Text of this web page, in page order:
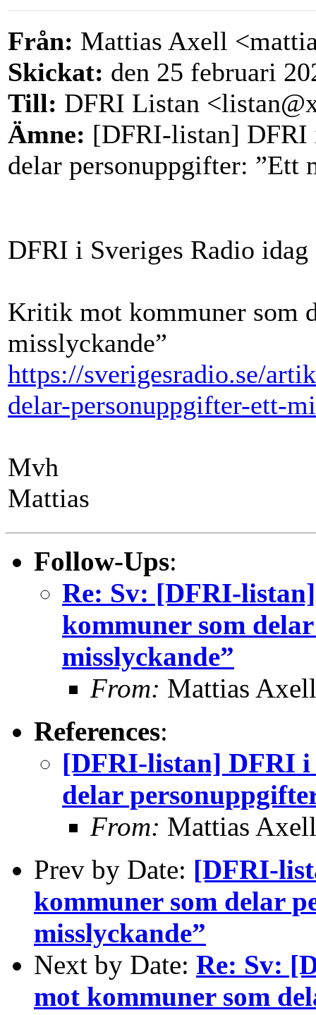
Från: Mattias Axell
Skickat: den 25 februari
Till: DFRI Listan
Ämne: [DFRI-listan] DFRI
delar personuppgifter: ”Ett
DFRI i Sveriges Radio
Kritik mot kommuner som
misslyckande”
https://sverigesradio.se/
delar-personuppgifter-ett-
Mvh
Mattias
Follow-Ups:
Re: Sv: [DFRI-
kommuner som
misslyckande”
From: Mattias Axell
References:
[DFRI-listan] DFRI
delar
From: Mattias Axell
Prev by Date: [DFRI-
kommuner som delar
misslyckande”
Next by Date: Re: Sv:
mot kommuner som